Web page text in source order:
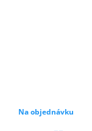
Na objednávku